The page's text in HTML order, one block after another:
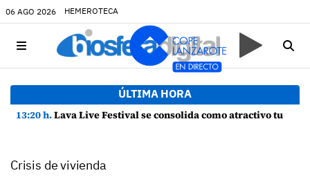
06 AGO 2026 HEMEROTECA
ÚLTIMA HORA
13:20 h.Lava Live Festival se consolida como atractivo turístico y agente dinamizador de la economía de Lanzarote
Crisis de vivienda